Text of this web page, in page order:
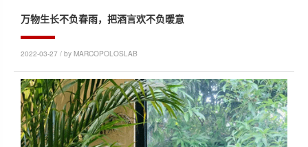
万物生长不负春雨，把酒言欢不负暖意
2022-03-27 / by MARCOPOLOSLAB